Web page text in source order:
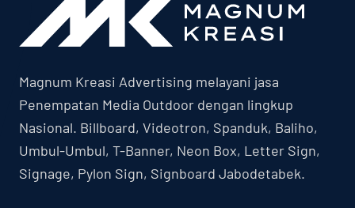
Magnum Kreasi Advertising melayani jasa
Penempatan Media Outdoor dengan lingkup
Nasional. Billboard, Videotron, Spanduk, Baliho,
Umbul-Umbul, T-Banner, Neon Box, Letter Sign,
Signage, Pylon Sign, Signboard Jabodetabek.